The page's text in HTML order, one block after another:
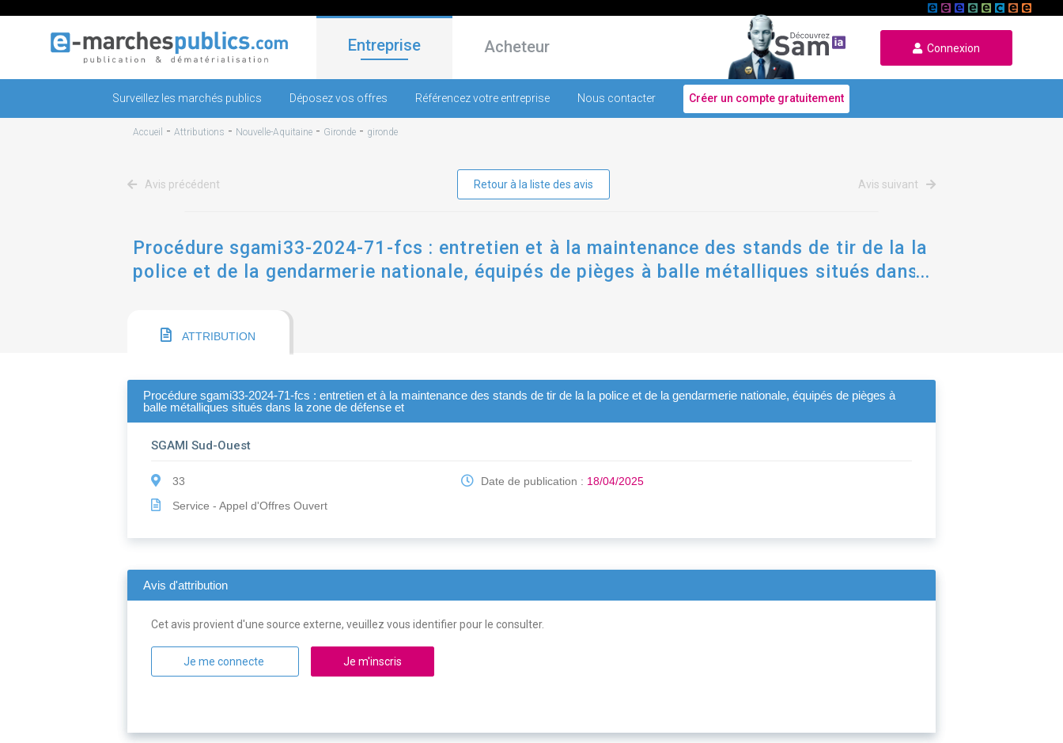
Entreprise Acheteur Connexion
Surveillez les marchés publics Déposez vos offres Référencez votre entreprise Nous contacter Créer un compte gratuitement
Accueil - Attributions - Nouvelle-Aquitaine - Gironde - gironde
Avis précédent Retour à la liste des avis Avis suivant
Procédure sgami33-2024-71-fcs : entretien et à la maintenance des stands de tir de la la
police et de la gendarmerie nationale, équipés de pièges à balle métalliques situés dans
ATTRIBUTION
Procédure sgami33-2024-71-fcs : entretien et à la maintenance des stands de tir de la la police et de la gendarmerie nationale, équipés de pièges à
balle métalliques situés dans la zone de défense et
SGAMI Sud-Ouest
33
Service - Appel d'Offres Ouvert
Date de publication : 18/04/2025
Avis d'attribution
Cet avis provient d'une source externe, veuillez vous identifier pour le consulter.
Je me connecte Je m'inscris